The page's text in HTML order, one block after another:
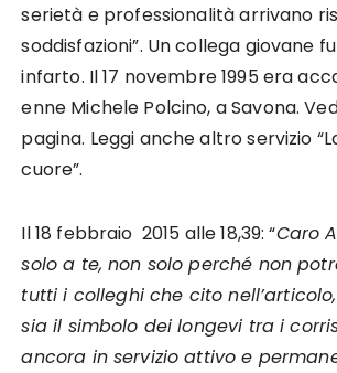
serietà e professionalità arrivano
soddisfazioni”. Un collega giovane
infarto. Il 17 novembre 1995 era
enne Michele Polcino, a Savona.
pagina. Leggi anche altro servizio
cuore”.
Il 18 febbraio 2015 alle 18,39: “Caro
solo a te, non solo perché non
tutti i colleghi che cito
sia il simbolo dei longevi tra i
ancora in servizio attivo e